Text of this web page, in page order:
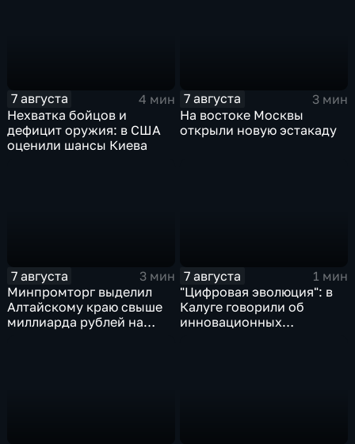
7 августа
4 мин
Нехватка бойцов и
дефицит оружия: в США
оценили шансы Киева
7 августа
3 мин
На востоке Москвы
открыли новую эстакаду
7 августа
3 мин
Минпромторг выделил
Алтайскому краю свыше
миллиарда рублей на
7 августа
1 мин
"Цифровая эволюция": в
Калуге говорили об
инновационных